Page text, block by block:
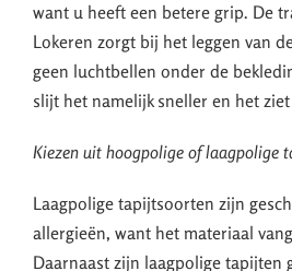
want u heeft een betere grip. De
Lokeren zorgt bij het leggen van
geen luchtbellen onder de
slijt het namelijk sneller en het
Kiezen uit hoogpolige of laagpolige
Laagpolige tapijtsoorten zijn
allergieën, want het materiaal
Daarnaast zijn laagpolige tapijten